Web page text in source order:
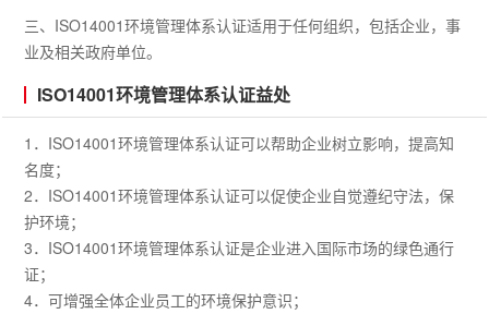
三、ISO14001环境管理体系认证适用于任何组织，包括企业，事
业及相关政府单位。
ISO14001环境管理体系认证益处
1．ISO14001环境管理体系认证可以帮助企业树立影响，提高知
名度；
2．ISO14001环境管理体系认证可以促使企业自觉遵纪守法，保
护环境；
3．ISO14001环境管理体系认证是企业进入国际市场的绿色通行
证；
4．可增强全体企业员工的环境保护意识；